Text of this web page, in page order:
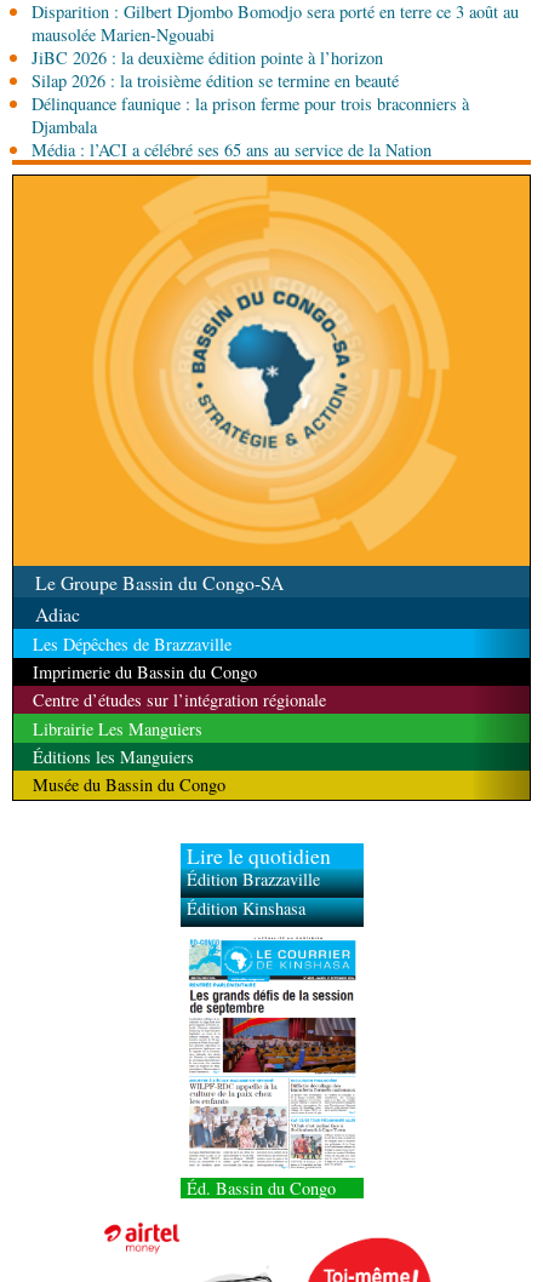
06-08-2026 15:00
SociétéProjet PSIPJ : des formateurs en
apprentissage
Art-Culture-Média9e Grande rentrée littéraire de
Kinshasa : le Congo à l'honneur
Disparition : Gilbert Djombo Bomodjo sera porté en terre ce 3 août au
mausolée Marien-Ngouabi
JiBC 2026 : la deuxième édition pointe à l’horizon
Silap 2026 : la troisième édition se termine en beauté
Délinquance faunique : la prison ferme pour trois braconniers à
Djambala
Média : l’ACI a célébré ses 65 ans au service de la Nation
Le Groupe Bassin du Congo-SA
Adiac
Les Dépêches de Brazzaville
Imprimerie du Bassin du Congo
Centre d’études sur l’intégration régionale
Librairie Les Manguiers
Éditions les Manguiers
Musée du Bassin du Congo
Lire le quotidien
Édition Brazzaville
Édition Kinshasa
Éd. Bassin du Congo